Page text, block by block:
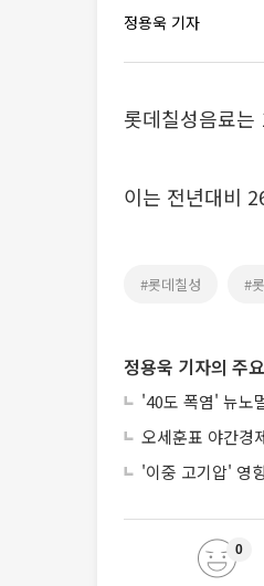
정용욱 기자
롯데칠성음료
이는 전년대비
#롯데칠성 #
정용욱 기자의 주
'40도 폭염' 뉴노
오세훈표 야간
'이중 고기압' 영
0